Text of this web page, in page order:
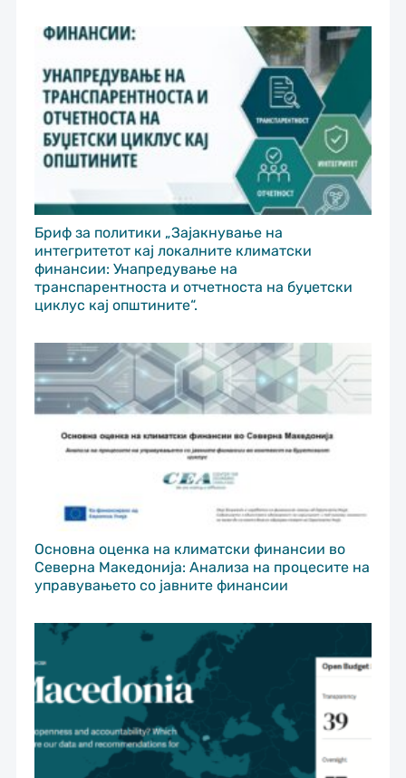
Бриф за политики „Зајакнување на
интегритетот кај локалните климатски
финансии: Унапредување на
транспарентноста и отчетноста на буџетски
циклус кај општините“.
Основна оценка на климатски финансии во
Северна Македонија: Анализа на процесите на
управувањето со јавните финансии